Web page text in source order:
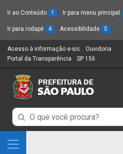
Ir ao Conteúdo 1 Ir para menu principal
Ir para rodapé 4 Acessibilidade 5
Acesso à informação e-sic (Link
para
novo
sítio)
Ouvidoria
Portal da Transparência (Link
um
novo
SP 156
Campo
de
Campo
de
de
Mostra